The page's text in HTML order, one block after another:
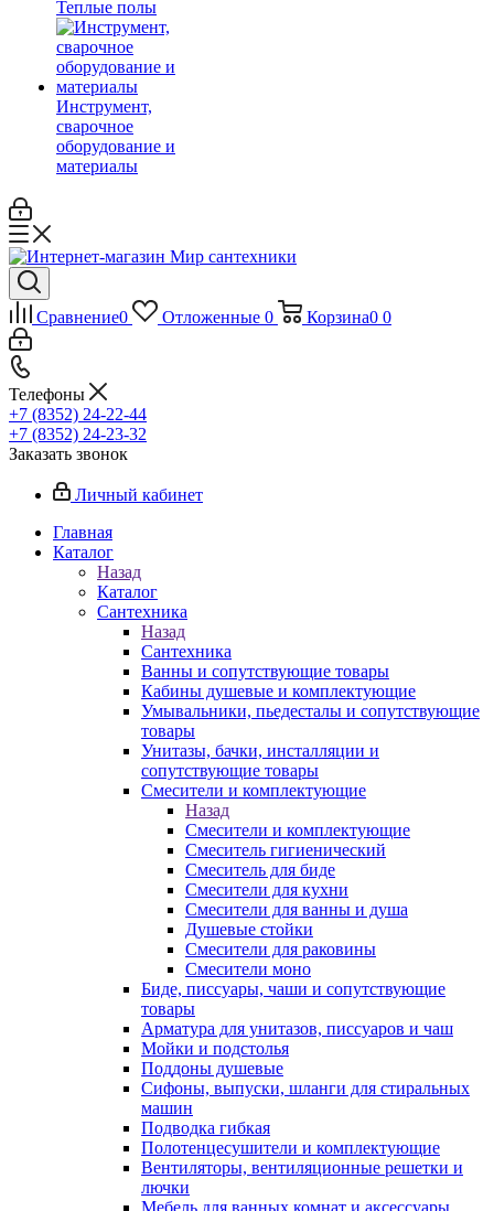
Теплые полы
Инструмент,
сварочное
оборудование и
материалы
Сравнение0 Отложенные 0 Корзина0 0
Телефоны
+7 (8352) 24-22-44
+7 (8352) 24-23-32
Заказать звонок
Личный кабинет
Главная
Каталог
Назад
Каталог
Сантехника
Назад
Сантехника
Ванны и сопутствующие товары
Кабины душевые и комплектующие
Умывальники, пьедесталы и сопутствующие
товары
Унитазы, бачки, инсталляции и
сопутствующие товары
Смесители и комплектующие
Назад
Смесители и комплектующие
Смеситель гигиенический
Смеситель для биде
Смесители для кухни
Смесители для ванны и душа
Душевые стойки
Смесители для раковины
Смесители моно
Биде, писсуары, чаши и сопутствующие
товары
Арматура для унитазов, писсуаров и чаш
Мойки и подстолья
Поддоны душевые
Сифоны, выпуски, шланги для стиральных
машин
Подводка гибкая
Полотенцесушители и комплектующие
Вентиляторы, вентиляционные решетки и
лючки
Мебель для ванных комнат и аксессуары